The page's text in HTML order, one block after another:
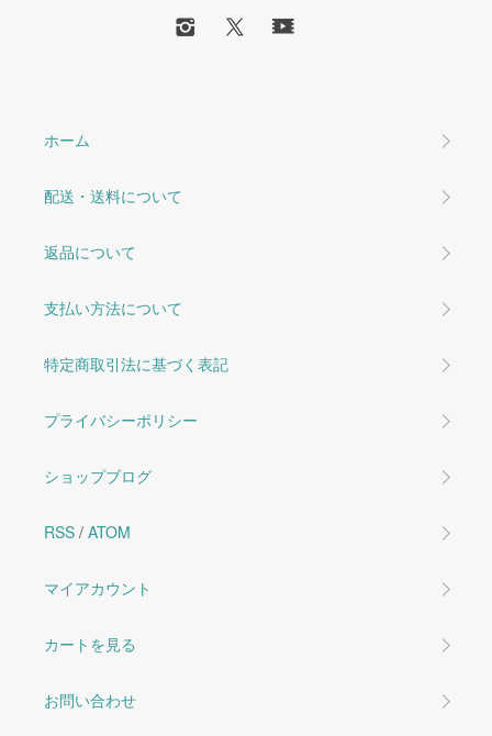
ホーム
配送・送料について
返品について
支払い方法について
特定商取引法に基づく表記
プライバシーポリシー
ショップブログ
RSS / ATOM
マイアカウント
カートを見る
お問い合わせ